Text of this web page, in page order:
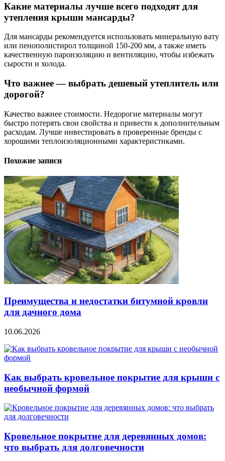
Какие материалы лучше всего подходят для
утепления крыши мансарды?
Для мансарды рекомендуется использовать минеральную вату
или пенополистирол толщиной 150-200 мм, а также иметь
качественную пароизоляцию и вентиляцию, чтобы избежать
сырости и холода.
Что важнее — выбрать дешевый утеплитель или
дорогой?
Качество важнее стоимости. Недорогие материалы могут
быстро потерять свои свойства и привести к дополнительным
расходам. Лучше инвестировать в проверенные бренды с
хорошими теплоизоляционными характеристиками.
Похожие записи
Преимущества и недостатки битумной кровли
для дачного дома
10.06.2026
Как выбрать кровельное покрытие для крыши с
необычной формой
Кровельное покрытие для деревянных домов:
что выбрать для долговечности